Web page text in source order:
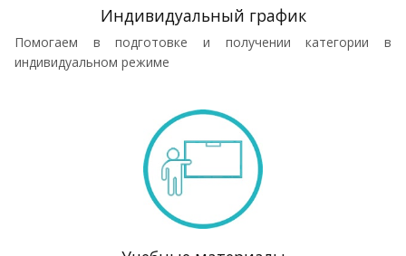
Индивидуальный график
Помогаем в подготовке и получении категории в
индивидуальном режиме